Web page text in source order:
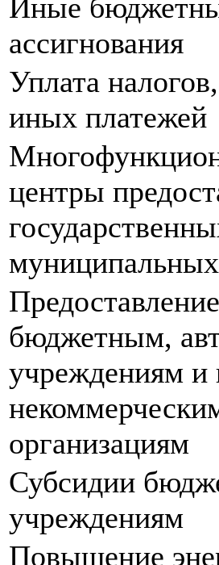
Иные
ассигнования
Уплата
иных платежей
центры
бюджетным,
учреждениям
организациям
Субсидии
учреждениям
Повышение